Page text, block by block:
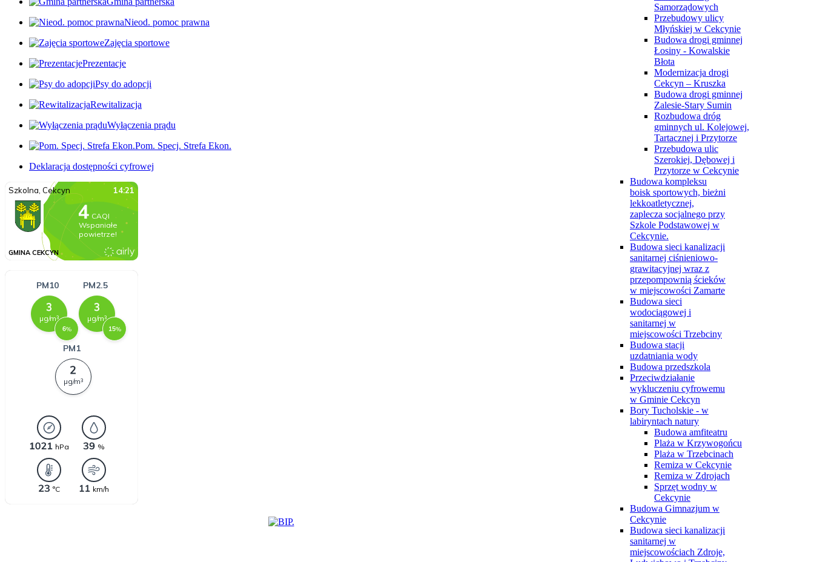
Samorządowych
Przebudowy ulicy
Młyńskiej w Cekcynie
Budowa drogi gminnej
Łosiny - Kowalskie
Błota
Modernizacja drogi
Cekcyn – Kruszka
Budowa drogi gminnej
Zalesie-Stary Sumin
Rozbudowa dróg
gminnych ul. Kolejowej,
Tartacznej i Przytorze
Przebudowa ulic
Szerokiej, Dębowej i
Przytorze w Cekcynie
Budowa kompleksu
boisk sportowych, bieżni
lekkoatletycznej,
zaplecza socjalnego przy
Szkole Podstawowej w
Cekcynie.
Budowa sieci kanalizacji
sanitarnej ciśnieniowo-
grawitacyjnej wraz z
przepompownią ścieków
w miejscowości Zamarte
Budowa sieci
wodociągowej i
sanitarnej w
miejscowości Trzebciny
Budowa stacji
uzdatniania wody
Budowa przedszkola
Przeciwdziałanie
wykluczeniu cyfrowemu
w Gminie Cekcyn
Bory Tucholskie - w
labiryntach natury
Budowa amfiteatru
Plaża w Krzywogońcu
Plaża w Trzebcinach
Remiza w Cekcynie
Remiza w Zdrojach
Sprzęt wodny w
Cekcynie
Budowa Gimnazjum w
Cekcynie
Budowa sieci kanalizacji
sanitarnej w
miejscowościach Zdroje,
Nieod. pomoc prawna
Zajęcia sportowe
Prezentacje
Psy do adopcji
Rewitalizacja
Wyłączenia prądu
Pom. Specj. Strefa Ekon.
Deklaracja dostępności cyfrowej